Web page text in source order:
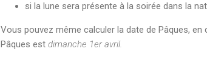
si la lune sera présente à la soirée dans la
Vous pouvez même calculer la date de Pâques, en
Pâques est dimanche 1er avril.